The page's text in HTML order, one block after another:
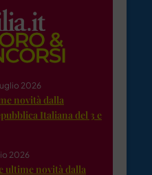
2026
novità dalla
Italiana del 3 e
2026
ultime novità dalla